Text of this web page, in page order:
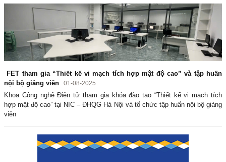
FET tham gia “Thiết kế vi mạch tích hợp mật độ cao” và tập huấn
nội bộ giảng viên
01-08-2025
Khoa Công nghệ Điện tử tham gia khóa đào tạo “Thiết kế vi mạch tích
hợp mật độ cao” tại NIC – ĐHQG Hà Nội và tổ chức tập huấn nội bộ giảng
viên